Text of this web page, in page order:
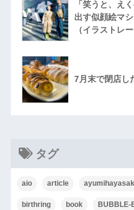
「笑うと、え
出す似顔絵マ
（イラストレ
7月末で閉店し
タグ
aio article
birthring book BUBBLE-